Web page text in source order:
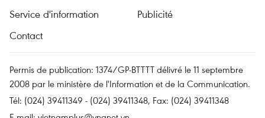
Service d'information
Publicité
Contact
Permis de publication: 1374/GP-BTTTT délivré le 11 septembre
2008 par le ministère de l'Information et de la Communication.
Tél: (024) 39411349 - (024) 39411348, Fax: (024) 39411348